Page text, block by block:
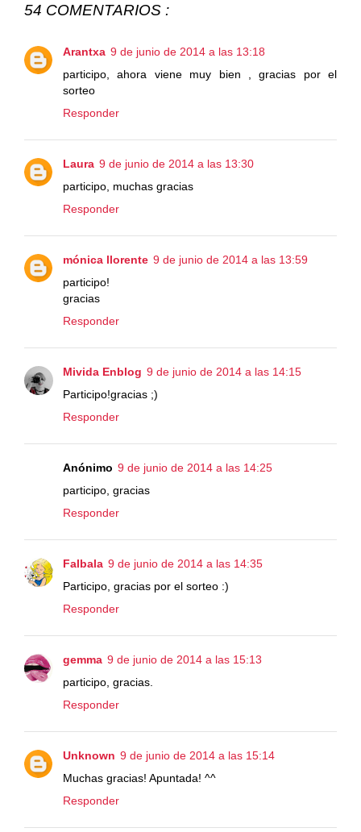
54 COMENTARIOS :
Arantxa 9 de junio de 2014 a las 13:18
participo, ahora viene muy bien , gracias por el
sorteo
Responder
Laura 9 de junio de 2014 a las 13:30
participo, muchas gracias
Responder
mónica llorente 9 de junio de 2014 a las 13:59
participo!
gracias
Responder
Mivida Enblog 9 de junio de 2014 a las 14:15
Participo!gracias ;)
Responder
Anónimo 9 de junio de 2014 a las 14:25
participo, gracias
Responder
Falbala 9 de junio de 2014 a las 14:35
Participo, gracias por el sorteo :)
Responder
gemma 9 de junio de 2014 a las 15:13
participo, gracias.
Responder
Unknown 9 de junio de 2014 a las 15:14
Muchas gracias! Apuntada! ^^
Responder